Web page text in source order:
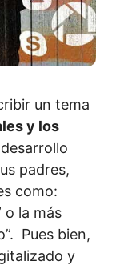
un tema
y los
padres,
como:
o la más
Pues bien,
y